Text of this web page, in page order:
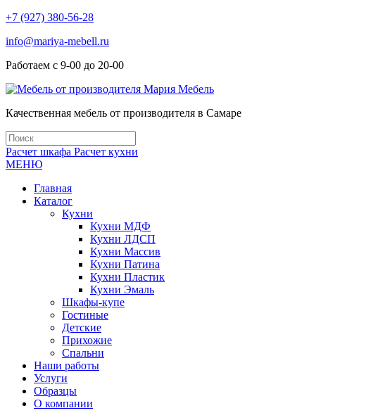
+7 (927) 380-56-28
info@mariya-mebell.ru
Работаем с 9-00 до 20-00
Качественная мебель от производителя в Самаре
Расчет шкафа Расчет кухни
МЕНЮ
Главная
Каталог
Кухни
Кухни МДФ
Кухни ЛДСП
Кухни Массив
Кухни Патина
Кухни Пластик
Кухни Эмаль
Шкафы-купе
Гостиные
Детские
Прихожие
Спальни
Наши работы
Услуги
Образцы
О компании